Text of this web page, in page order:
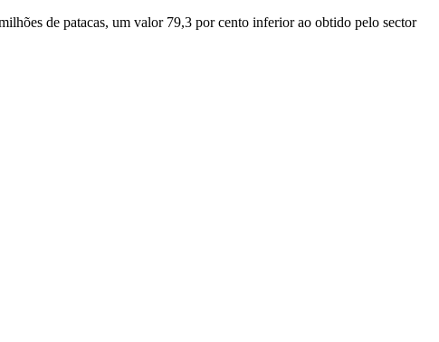
de patacas, um valor 79,3 por cento inferior ao obtido pelo sector